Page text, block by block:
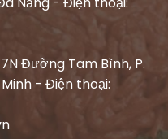
Đường Tam Bình, P.
- Điện thoại: